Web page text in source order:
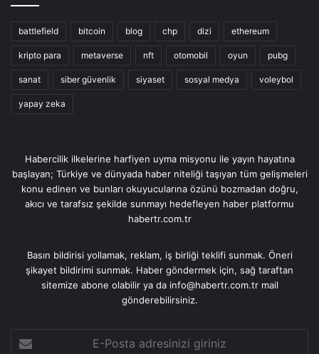
battlefield bitcoin blog chp dizi ethereum
kripto para metaverse nft otomobil oyun pubg
sanat siber güvenlik siyaset sosyal medya voleybol
yapay zeka
Habercilik ilkelerine harfiyen uyma misyonu ile yayın hayatına
başlayan; Türkiye ve dünyada haber niteliği taşıyan tüm gelişmeleri
konu edinen ve bunları okuyucularına özünü bozmadan doğru,
akıcı ve tarafsız şekilde sunmayı hedefleyen haber platformu
habertr.com.tr
Basın bildirisi yollamak, reklam, iş birliği teklifi sunmak. Öneri
şikayet bildirimi sunmak. Haber göndermek için, sağ taraftan
sitemize abone olabilir ya da info@habertr.com.tr mail
gönderebilirsiniz.
Posta